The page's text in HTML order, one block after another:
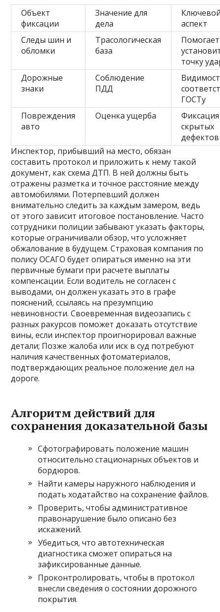
Объект
фиксации
Значение для
дела
аспект
Следы шин и
обломки
Трасологическая
база
Помогает
точку
Дорожные
знаки
Соблюдение
ПДД
ГОСТу
Повреждения
авто
Оценка ущерба
Фиксация
скрытых
дефектов
Инспектор, прибывший на место, обязан
составить протокол и приложить к нему такой
документ, как схема ДТП. В ней должны быть
отражены разметка и точное расстояние между
автомобилями. Потерпевший должен
внимательно следить за каждым замером, ведь
от этого зависит итоговое постановление. Часто
сотрудники полиции забывают указать факторы,
которые ограничивали обзор, что усложняет
обжалование в будущем. Страховая компания по
полису ОСАГО будет опираться именно на эти
первичные бумаги при расчете выплаты
компенсации. Если водитель не согласен с
выводами, он должен указать это в графе
пояснений, ссылаясь на презумпцию
невиновности. Своевременная видеозапись с
разных ракурсов поможет доказать отсутствие
вины, если инспектор проигнорировал важные
детали; Позже жалоба или иск в суд потребуют
наличия качественных фотоматериалов,
подтверждающих реальное положение дел на
дороге.
Алгоритм действий для
сохранения доказательной базы
Сфотографировать положение машин
относительно стационарных объектов и
бордюров.
Найти камеры наружного наблюдения и
подать ходатайство на сохранение файлов.
Проверить, чтобы административное
правонарушение было описано без
искажений.
Убедиться, что автотехническая
диагностика сможет опираться на
зафиксированные данные.
Проконтролировать, чтобы в протокол
внесли сведения о состоянии дорожного
покрытия.